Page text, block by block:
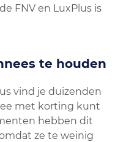
FNV en LuxPlus is
te houden
vind je duizenden
met korting kunt
hebben dit
ze te weinig